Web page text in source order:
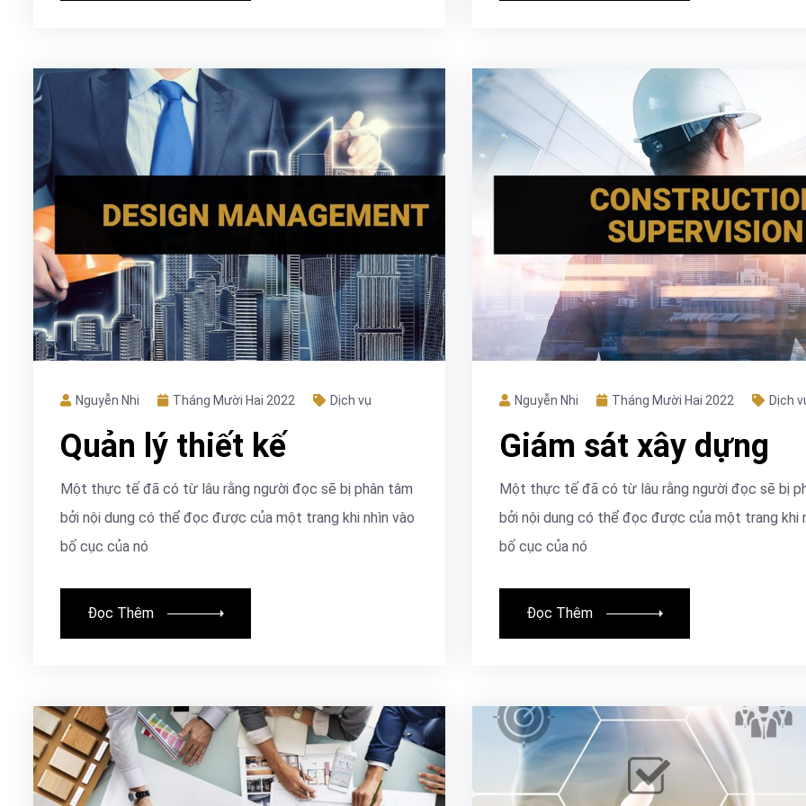
Nguyễn Nhi Tháng Mười Hai 2022 Dịch vụ
Quản lý thiết kế
Một thực tế đã có từ lâu rằng người đọc sẽ bị phân tâm
bởi nội dung có thể đọc được của một trang khi nhìn vào
bố cục của nó
Đọc Thêm
Nguyễn Nhi Tháng Mười Hai 2022 Dịch
Giám sát xây dựng
Một thực tế đã có từ lâu rằng người đọc sẽ bị
bởi nội dung có thể đọc được của một trang khi
bố cục của nó
Đọc Thêm